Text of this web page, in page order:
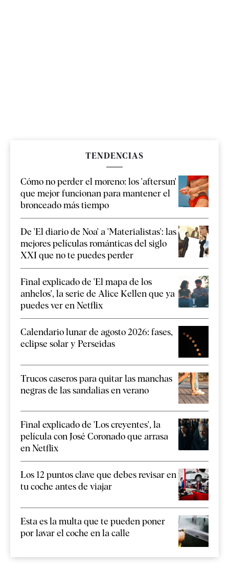
TENDENCIAS
Cómo no perder el moreno: los 'aftersun'
que mejor funcionan para mantener el
bronceado más tiempo
De 'El diario de Noa' a 'Materialistas': las
mejores películas románticas del siglo
XXI que no te puedes perder
Final explicado de 'El mapa de los
anhelos', la serie de Alice Kellen que ya
puedes ver en Netflix
Calendario lunar de agosto 2026: fases,
eclipse solar y Perseidas
Trucos caseros para quitar las manchas
negras de las sandalias en verano
Final explicado de 'Los creyentes', la
película con José Coronado que arrasa
en Netflix
Los 12 puntos clave que debes revisar en
tu coche antes de viajar
Esta es la multa que te pueden poner
por lavar el coche en la calle